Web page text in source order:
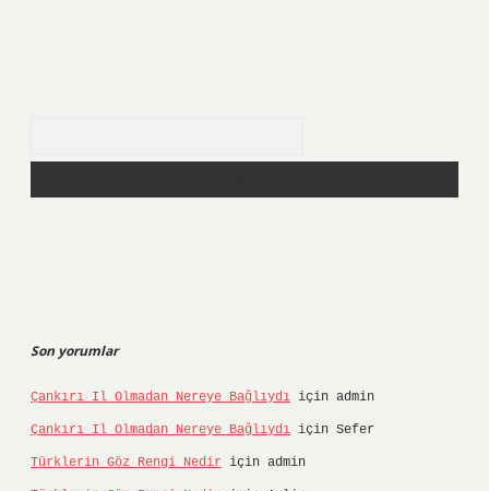
Son yorumlar
Çankırı Il Olmadan Nereye Bağlıydı için admin
Çankırı Il Olmadan Nereye Bağlıydı için Sefer
Türklerin Göz Rengi Nedir için admin